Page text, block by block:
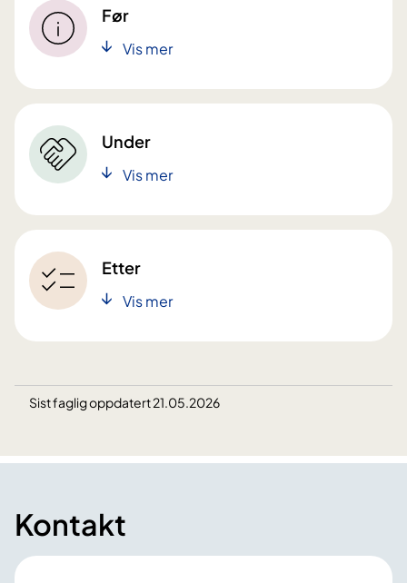
Før
Vis mer
Under
Vis mer
Etter
Vis mer
Sist faglig oppdatert 21.05.2026
Kontakt